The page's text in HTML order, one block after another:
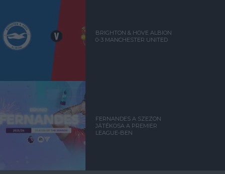
BRIGHTON & HOVE ALBION
0-3 MANCHESTER UNITED
FERNANDES A SZEZON
JÁTÉKOSA A PREMIER
LEAGUE-BEN